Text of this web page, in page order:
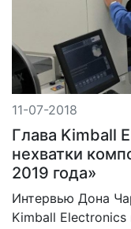
11-07-2018
Глава Kimball
нехватки
2019 года»
Интервью Дона
Kimball Electronics